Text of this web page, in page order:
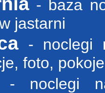
- baza
jastarni
- noclegi
foto,
- noclegi